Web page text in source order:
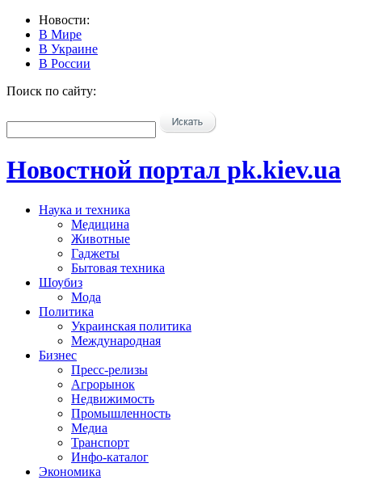
Новости:
В Мире
В Украине
В России
Поиск по сайту:
Новостной портал pk.kiev.ua
Наука и техника
Медицина
Животные
Гаджеты
Бытовая техника
Шоубиз
Мода
Политика
Украинская политика
Международная
Бизнес
Пресс-релизы
Агрорынок
Недвижимость
Промышленность
Медиа
Транспорт
Инфо-каталог
Экономика